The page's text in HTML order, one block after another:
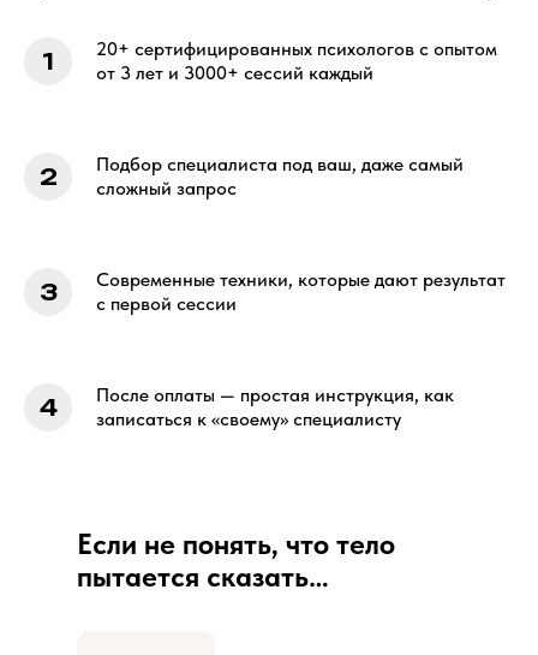
20+ сертифицированных психологов с опытом
от 3 лет и 3000+ сессий каждый
Подбор специалиста под ваш, даже самый
сложный запрос
Современные техники, которые дают результат
с первой сессии
После оплаты — простая инструкция, как
записаться к «своему» специалисту
Если не понять, что тело
пытается сказать…